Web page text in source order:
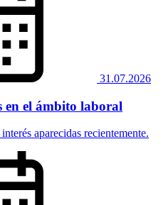
31.07.2026
en el ámbito laboral
aparecidas recientemente.